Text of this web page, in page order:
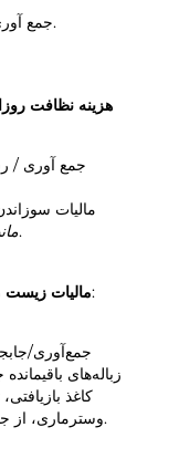
جمع.
هزینه نظافت
جمع آوری /
مالیات
جمع‌آوری‌شده توسط میلجور.
مالیات زیستشامل:
جمع‌آوری/
زباله‌های
کاغذ
وسترماری، از جمله دفع بخش‌های قابل بازیافت.